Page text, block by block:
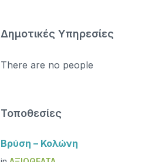
Δημοτικές Υπηρεσίες
There are no people
Τοποθεσίες
Βρύση – Κολώνη